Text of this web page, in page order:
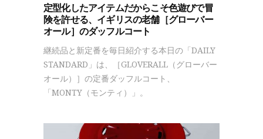
定型化したアイテムだからこそ色遊びで冒
険を許せる、イギリスの老舗［グローバー
オール］のダッフルコート
継続品と新定番を毎日紹介する本日の「DAILY
STANDARD」は、［GLOVERALL（グローバー
オール）］の定番ダッフルコート、
「MONTY（モンティ）」。